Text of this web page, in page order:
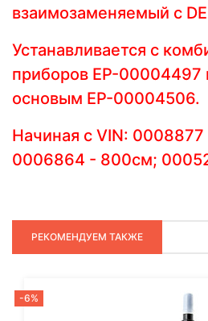
взаимозаменяемый с
Устанавливается с
приборов EP-00004497
основым EP-00004506.
Начиная с VIN:
0006864 - 800см;
РЕКОМЕНДУЕМ ТАКЖЕ
-6%